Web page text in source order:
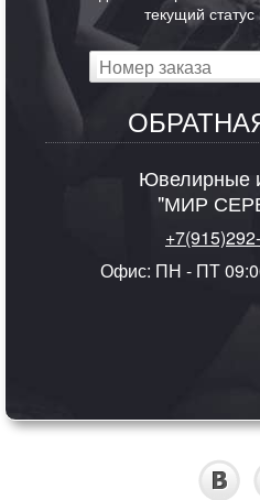
текущий
Ювелирные
"МИР
Офис: ПН - ПТ